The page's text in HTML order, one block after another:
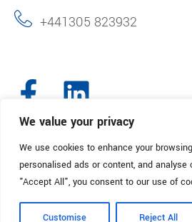
We value your privacy
We use cookies to enhance your
personalised ads or content, and analyse
"Accept All", you consent to our use of
Customise Reject All
+441305 823932
© 2025. Eurotubes UK. All Rights
Marketing